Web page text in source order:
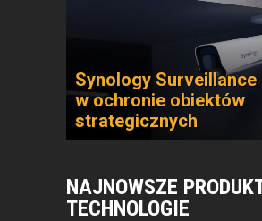
Synology
w ochronie obiektów
strategicznych
NAJNOWSZE
TECHNOLOGIE